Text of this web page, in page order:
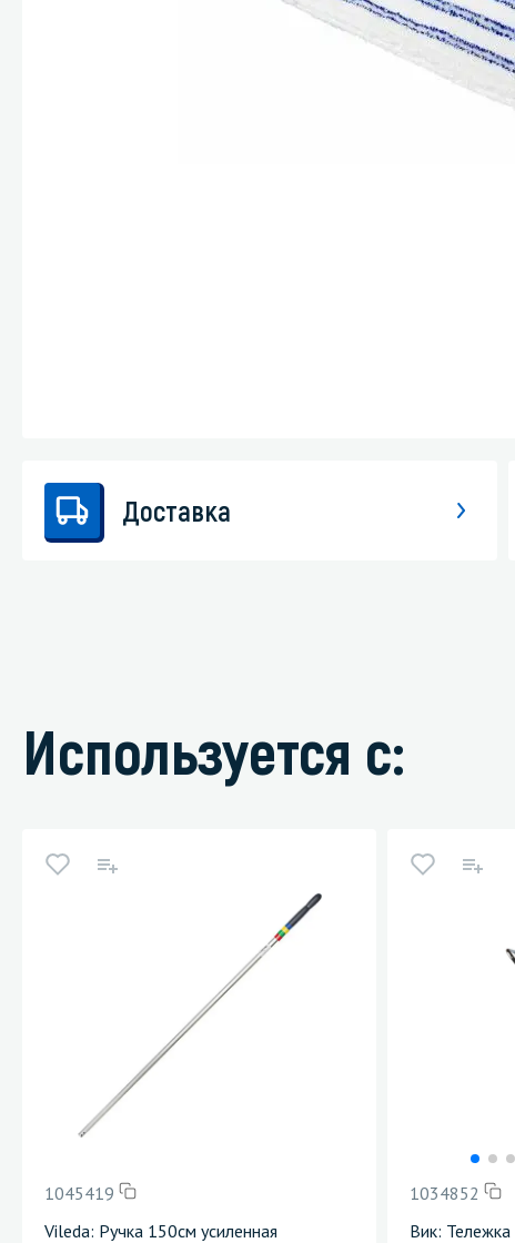
Стекла и
Автохимия
Доставка
Используется с:
1045419
Vileda: Ручка 150см усиленная
1034852
Вик: